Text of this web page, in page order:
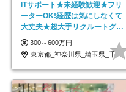
ITサポート★未経験歓迎★フリ
ーターOK!経歴は気にしなくて
大丈夫★超大手リクルートグル
ープの正社員/sg
300～600万円
東京都_神奈川県_埼玉県_千葉県_大阪府…